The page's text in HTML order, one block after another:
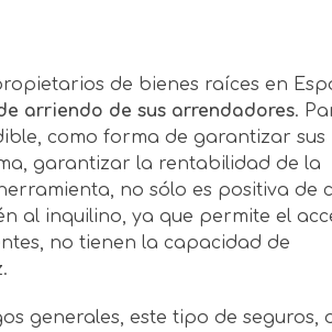
de bienes raíces en
arriendo de sus arrendadores.
como forma de garantizar sus
garantizar la rentabilidad de la
no sólo es positiva de
al inquilino, ya que permite el
no tienen la capacidad de
generales, este tipo de seguros,